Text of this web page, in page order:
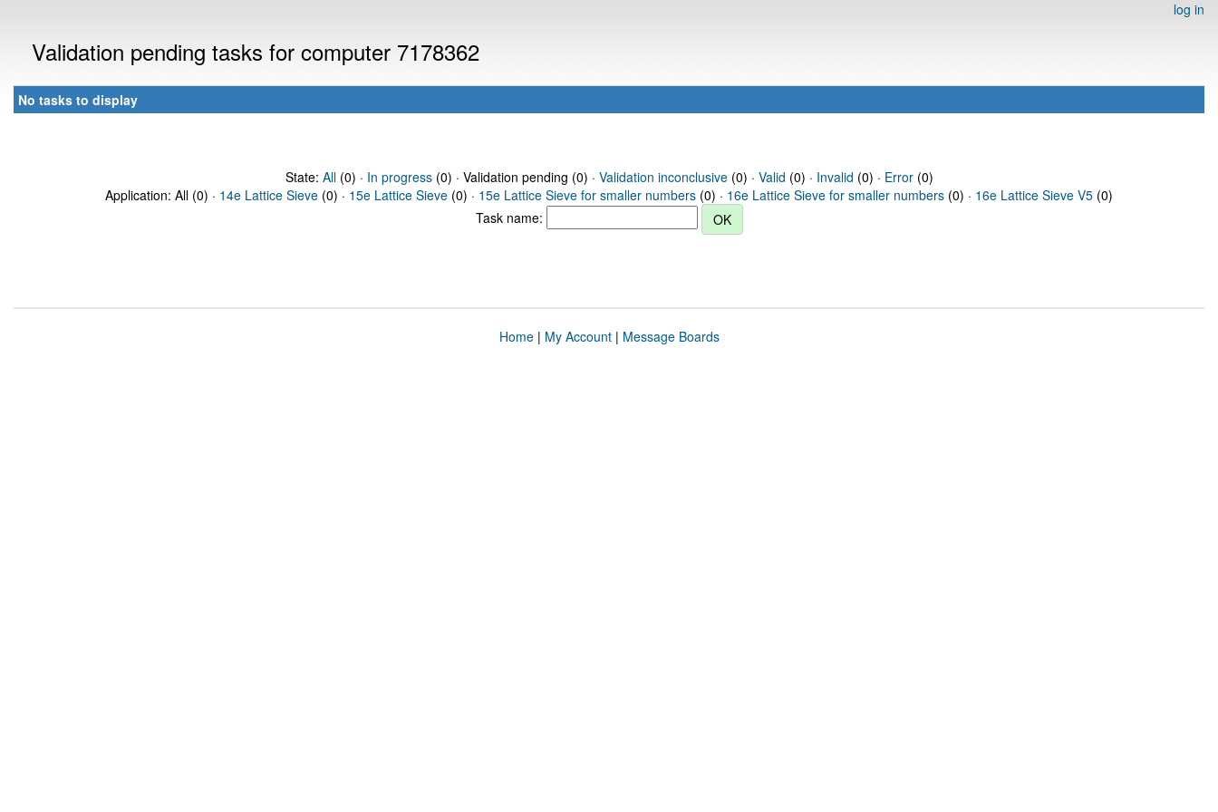
log in
Validation pending tasks for computer 7178362
No tasks to display
State: All(0) · In progress(0) · Validation pending (0) · Validation inconclusive(0) · Valid (0) · Invalid (0) · Error(0)
Application: All (0) · 14e Lattice Sieve (0) · 15e Lattice Sieve (0) · 15e Lattice Sieve for smaller numbers (0) · 16e Lattice Sieve for smaller numbers (0) · 16e Lattice Sieve V5 (0)
Task name:
Home| My Account| Message Boards